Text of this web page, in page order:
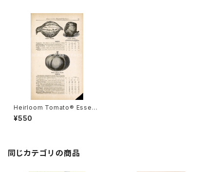
Heirloom Tomato® Essex
Early Smooth エアルーム・ト
マト・エセックス・アーリー・スム
¥550
同じカテゴリの商品